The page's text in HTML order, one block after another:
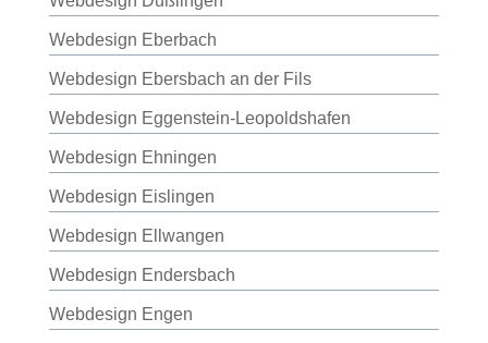
Webdesign Eberbach
Webdesign Ebersbach an der Fils
Webdesign Eggenstein-Leopoldshafen
Webdesign Ehningen
Webdesign Eislingen
Webdesign Ellwangen
Webdesign Endersbach
Webdesign Engen